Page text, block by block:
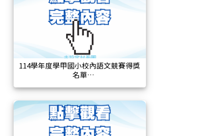
114學年度學甲國小校內語文競賽得獎
名單